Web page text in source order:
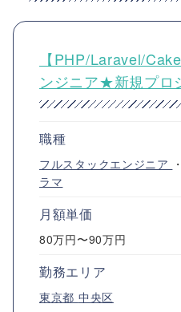
【PHP/Laravel/
ンジニア★新規プロ
職種
フルスタックエンジニア ・
ラマ
月額単価
80万円〜90万円
勤務エリア
東京都 中央区